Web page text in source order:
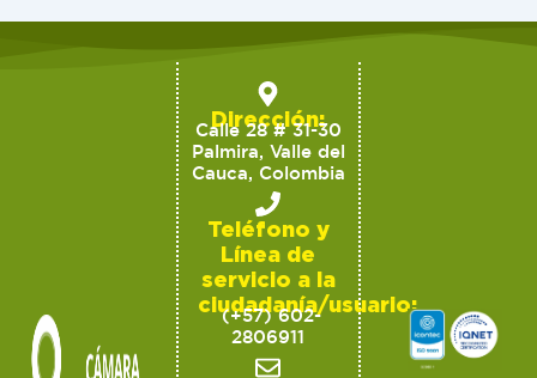
Dirección:
Calle 28 # 31-30
Palmira, Valle del
Cauca, Colombia
Teléfono y
Línea de
servicio a la
ciudadanía/usuario:
(+57) 602-
2806911